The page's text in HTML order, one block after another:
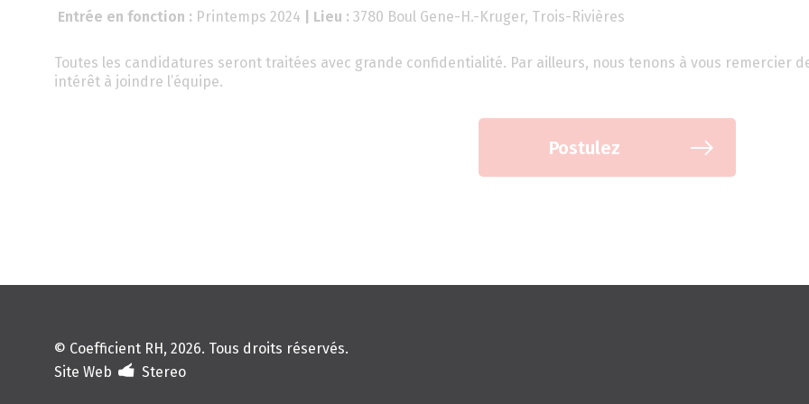
Entrée en fonction : Printemps 2024 | Lieu : 3780 Boul Gene-H.-Kruger, Trois-Rivières
Toutes les candidatures seront traitées avec grande confidentialité. Par ailleurs, nous tenons à vous remercier
intérêt à joindre l’équipe.
Postulez
© Coefficient RH, 2026. Tous droits réservés.
Site Web
Stereo